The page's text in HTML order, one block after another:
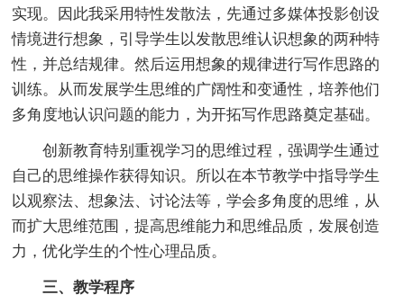
实现。因此我采用特性发散法，先通过多媒体投影创设
情境进行想象，引导学生以发散思维认识想象的两种特
性，并总结规律。然后运用想象的规律进行写作思路的
训练。从而发展学生思维的广阔性和变通性，培养他们
多角度地认识问题的能力，为开拓写作思路奠定基础。
创新教育特别重视学习的思维过程，强调学生通过
自己的思维操作获得知识。所以在本节教学中指导学生
以观察法、想象法、讨论法等，学会多角度的思维，从
而扩大思维范围，提高思维能力和思维品质，发展创造
力，优化学生的个性心理品质。
三、教学程序